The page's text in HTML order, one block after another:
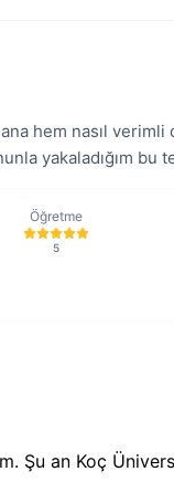
hem nasıl
yakaladığım bu
Öğretme
5
Şu an Koç